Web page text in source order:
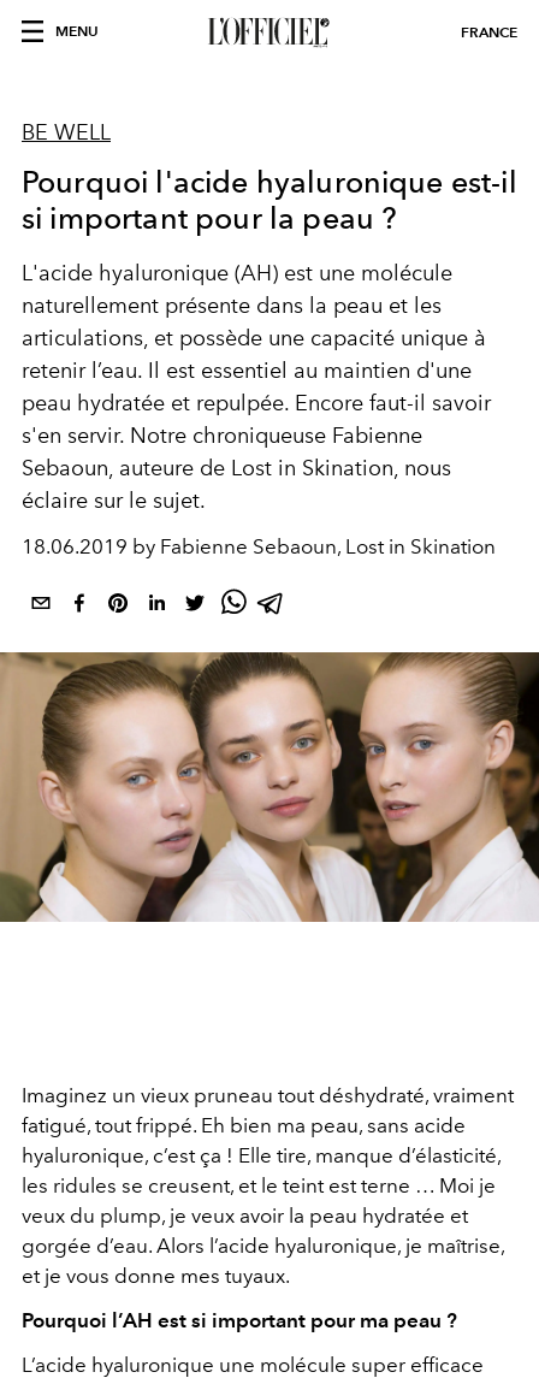
MENU FRANCE
BE WELL
Pourquoi l'acide hyaluronique est-il
si important pour la peau ?
L'acide hyaluronique (AH) est une molécule
naturellement présente dans la peau et les
articulations, et possède une capacité unique à
retenir l’eau. Il est essentiel au maintien d'une
peau hydratée et repulpée. Encore faut-il savoir
s'en servir. Notre chroniqueuse Fabienne
Sebaoun, auteure de Lost in Skination, nous
éclaire sur le sujet.
18.06.2019 by Fabienne Sebaoun, Lost in Skination
Imaginez un vieux pruneau tout déshydraté, vraiment
fatigué, tout frippé. Eh bien ma peau, sans acide
hyaluronique, c’est ça ! Elle tire, manque d’élasticité,
les ridules se creusent, et le teint est terne … Moi je
veux du plump, je veux avoir la peau hydratée et
gorgée d’eau. Alors l’acide hyaluronique, je maîtrise,
et je vous donne mes tuyaux.
Pourquoi l’AH est si important pour ma peau ?
L’acide hyaluronique une molécule super efficace